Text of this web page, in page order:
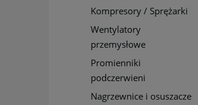
Kompresory / Sprężarki
Wentylatory
przemysłowe
Promienniki
podczerwieni
Nagrzewnice i osuszacze